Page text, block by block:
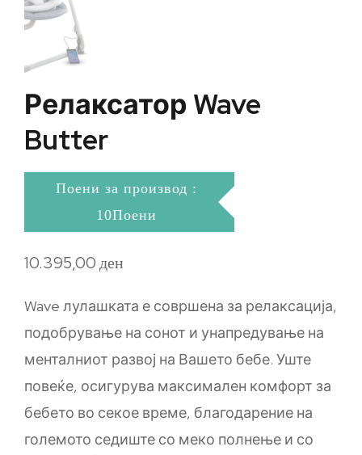
Релаксатор Wave
Butter
Поени за производ :
10Поени
10.395,00ден
Wave лулашката е совршена за релаксација,
подобрување на сонот и унапредување на
менталниот развој на Вашето бебе. Уште
повеќе, осигурува максимален комфорт за
бебето во секое време, благодарение на
големото седиште со меко полнење и со